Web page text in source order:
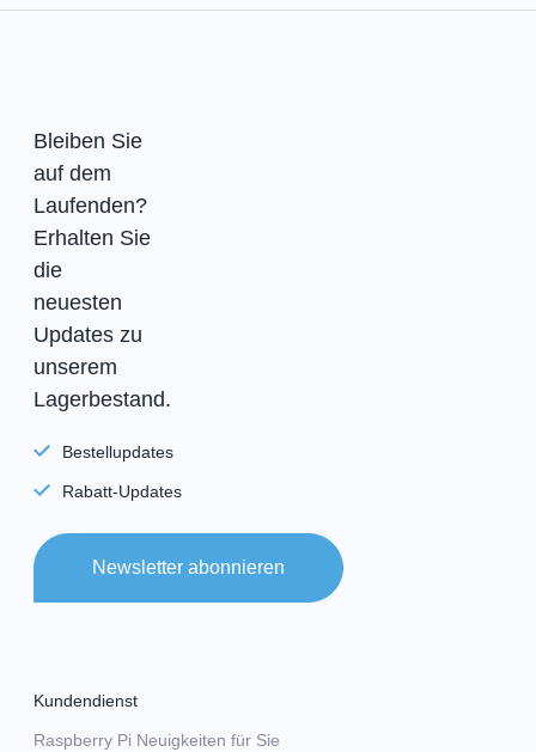
Bleiben Sie
auf dem
Laufenden?
Erhalten Sie
die
neuesten
Updates zu
unserem
Lagerbestand.
Bestellupdates
Rabatt-Updates
Newsletter abonnieren
Kundendienst
Raspberry Pi Neuigkeiten für Sie